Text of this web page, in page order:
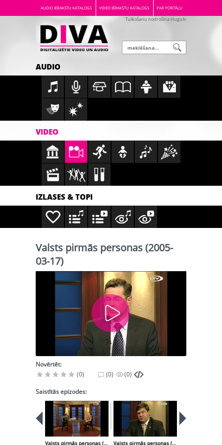
AUDIO IERAKSTU KATALOGS VIDEO IERAKSTU KATALOGS PAR PORTĀLU
Tulkošanu nodrošina Hugo.lv
AUDIO
VIDEO
IZLASES & TOPI
Valsts pirmās personas (2005-
03-17)
Novērtēt:
(0)
(0) (0)
Saistītās epizodes:
Valsts pirmās personas (2005-03-10) Valsts pirmās personas (2005-03-24)